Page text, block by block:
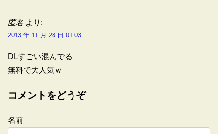
匿名 より:
2013 年 11 月 28 日 01:03
DLすごい混んでる
無料で大人気ｗ
コメントをどうぞ
名前